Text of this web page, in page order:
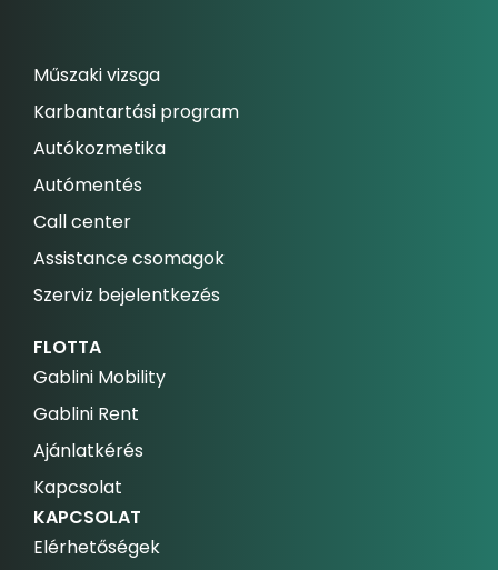
Műszaki vizsga
Karbantartási program
Autókozmetika
Autómentés
Call center
Assistance csomagok
Szerviz bejelentkezés
FLOTTA
Gablini Mobility
Gablini Rent
Ajánlatkérés
Kapcsolat
KAPCSOLAT
Elérhetőségek